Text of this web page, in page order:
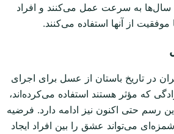
به سرعت عمل می‌کنند و افراد
موفقیت از آنها استفاده می‌کنند.
در تاریخ باستان از عسل برای اجرای
که مؤثر هستند استفاده می‌کرده‌اند،
رسم حتی اکنون نیز ادامه دارد. فرضیه
می‌تواند عشق را بین افراد ایجاد